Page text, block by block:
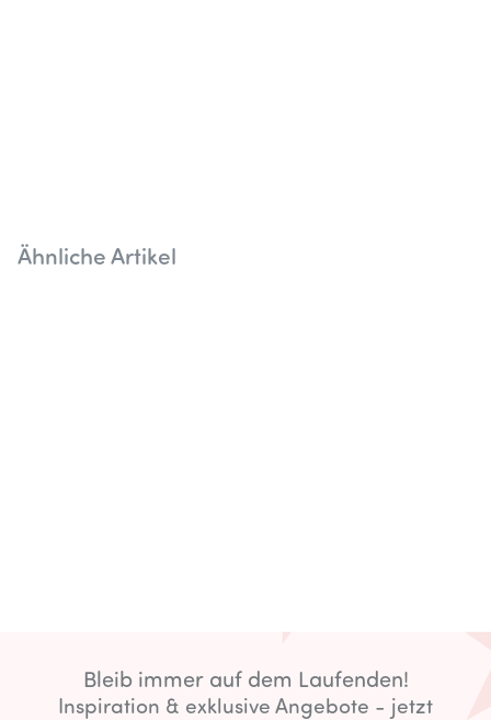
Ähnliche Artikel
Bleib immer auf dem Laufenden!
Inspiration & exklusive Angebote - jetzt